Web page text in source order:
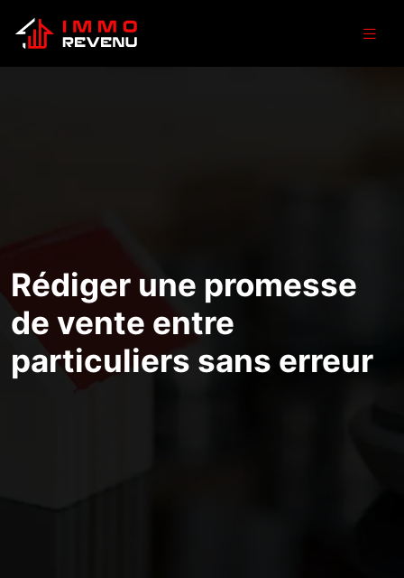
Rédiger une promesse
de vente entre
particuliers sans erreur